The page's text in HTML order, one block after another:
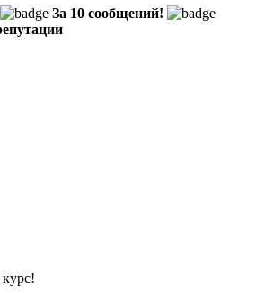
За 10 сообщений!